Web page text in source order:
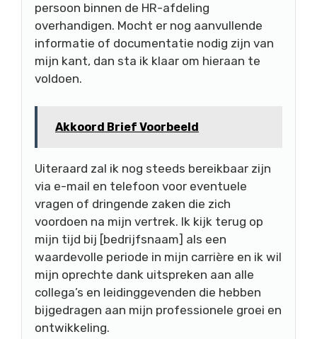
persoon binnen de HR-afdeling
overhandigen. Mocht er nog aanvullende
informatie of documentatie nodig zijn van
mijn kant, dan sta ik klaar om hieraan te
voldoen.
Akkoord Brief Voorbeeld
Uiteraard zal ik nog steeds bereikbaar zijn
via e-mail en telefoon voor eventuele
vragen of dringende zaken die zich
voordoen na mijn vertrek. Ik kijk terug op
mijn tijd bij [bedrijfsnaam] als een
waardevolle periode in mijn carrière en ik wil
mijn oprechte dank uitspreken aan alle
collega’s en leidinggevenden die hebben
bijgedragen aan mijn professionele groei en
ontwikkeling.